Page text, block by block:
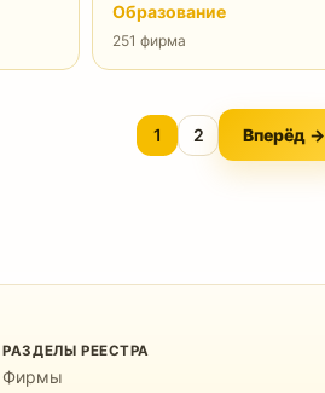
Образование
251 фирма
1 2 Вперёд →
РАЗДЕЛЫ РЕЕСТРА
Фирмы